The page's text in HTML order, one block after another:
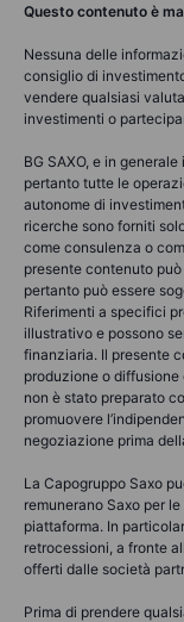
Questo contenuto è
Nessuna delle
consiglio di
vendere qualsiasi
investimenti o
BG SAXO, e in
pertanto tutte le
autonome di
ricerche sono forniti
come consulenza o
presente contenuto può
pertanto può essere
Riferimenti a specifici
illustrativo e possono
finanziaria. Il presente
produzione o
non è stato preparato
promuovere
negoziazione prima
La Capogruppo Saxo
remunerano Saxo per
piattaforma. In
retrocessioni, a fronte
offerti dalle società
Prima di prendere